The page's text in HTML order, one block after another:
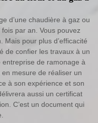
d’une chaudière à gaz ou
par an. Vous pouvez
pour plus d’efficacité
de confier les travaux à un
de ramonage à
mesure de réaliser un
à son expérience et son
aussi un certificat
C’est un document qui